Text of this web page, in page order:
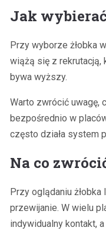
Jak
Przy wyborze żłobka
wiążą się z rekrutacją,
bywa wyższy.
Warto zwrócić uwagę,
bezpośrednio w
często działa system
Na co
Przy oglądaniu
przewijanie. W wielu
indywidualny kontakt, a